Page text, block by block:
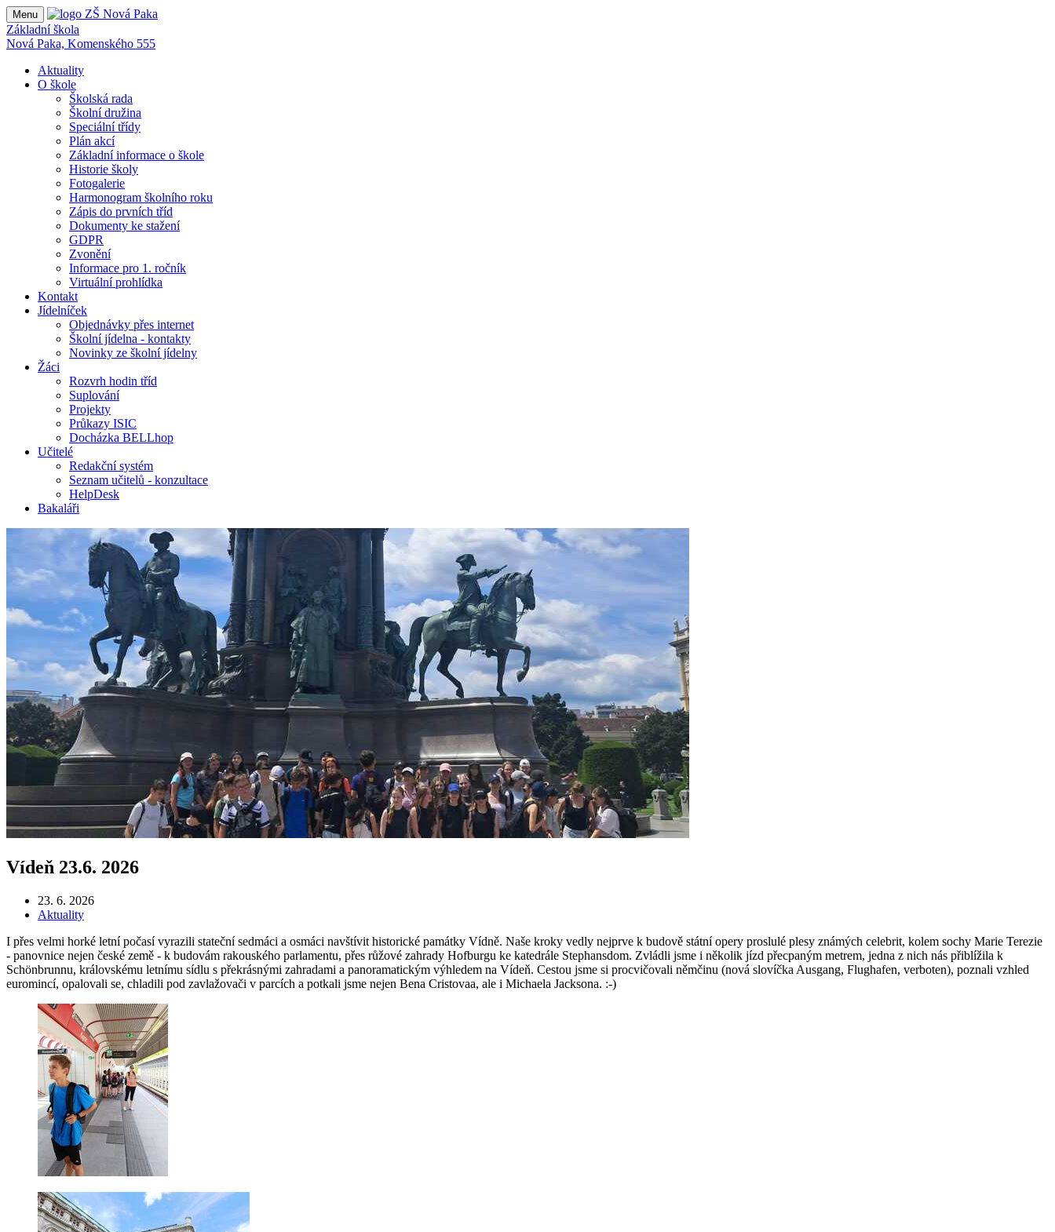
Menu
Základní škola
Nová Paka, Komenského 555
Aktuality
O škole
Školská rada
Školní družina
Speciální třídy
Plán akcí
Základní informace o škole
Historie školy
Fotogalerie
Harmonogram školního roku
Zápis do prvních tříd
Dokumenty ke stažení
GDPR
Zvonění
Informace pro 1. ročník
Virtuální prohlídka
Kontakt
Jídelníček
Objednávky přes internet
Školní jídelna - kontakty
Novinky ze školní jídelny
Žáci
Rozvrh hodin tříd
Suplování
Projekty
Průkazy ISIC
Docházka BELLhop
Učitelé
Redakční systém
Seznam učitelů - konzultace
HelpDesk
Bakaláři
Vídeň 23.6. 2026
23. 6. 2026
Aktuality
I přes velmi horké letní počasí vyrazili stateční sedmáci a osmáci navštívit historické památky Vídně. Naše kroky vedly nejprve k budově státní opery proslulé plesy známých celebrit, kolem sochy Marie Terezie
- panovnice nejen české země - k budovám rakouského parlamentu, přes růžové zahrady Hofburgu ke katedrále Stephansdom. Zvládli jsme i několik jízd přecpaným metrem, jedna z nich nás přiblížila k
Schönbrunnu, královskému letnímu sídlu s překrásnými zahradami a panoramatickým výhledem na Vídeň. Cestou jsme si procvičovali němčinu (nová slovíčka Ausgang, Flughafen, verboten), poznali vzhled
euromincí, opalovali se, chladili pod zavlažovači v parcích a potkali jsme nejen Bena Cristovaa, ale i Michaela Jacksona. :-)